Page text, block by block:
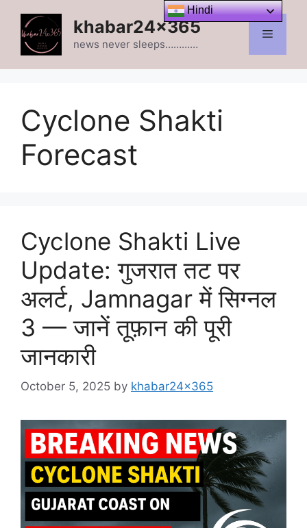
content
khabar24x365
news never sleeps…………
Menu
Cyclone Shakti
Forecast
Cyclone Shakti Live
Update: गुजरात तट पर
अलर्ट, Jamnagar में सिग्नल
3 — जानें तूफ़ान की पूरी
जानकारी
October 5, 2025 by khabar24x365
Hindi